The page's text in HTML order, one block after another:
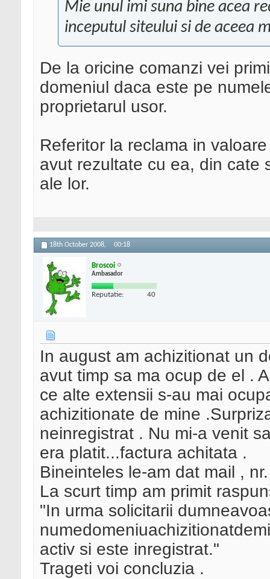
Mie unul imi suna bine acea
inceputul siteului si de aceea
De la oricine comanzi vei
domeniul daca este pe
proprietarul usor.
Referitor la reclama in
avut rezultate cu ea, din cate
ale lor.
18th October 2008, 00:18
Broscoi
Ambasador
Reputatie: 40
In august am achizitionat un
avut timp sa ma ocup de el .
ce alte extensii s-au mai
achizitionate de mine
neinregistrat . Nu mi-a venit
era platit...factura achitata .
Bineinteles le-am dat mail ,
La scurt timp am primit
"In urma solicitarii
activ si este inregistrat."
Trageti voi concluzia .